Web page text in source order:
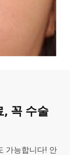
, 꼭 수술
가능합니다! 안